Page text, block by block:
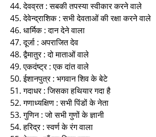
44. देवव्रत : सबकी तपस्या स्वीकार करने वाले
45. देवेन्द्राशिक : सभी देवताओं की रक्षा करने वाले
46. धार्मिक : दान देने वाला
47. दूर्जा : अपराजित देव
48. द्वैमातुर : दो माताओं वाले
49. एकदंष्ट्र : एक दांत वाले
50. ईशानपुत्र : भगवान शिव के बेटे
51. गदाधर : जिसका हथियार गदा है
52. गणाध्यक्षिण : सभी पिंडों के नेता
53. गुणिन : जो सभी गुणों के ज्ञानी
54. हरिद्र : स्वर्ण के रंग वाला